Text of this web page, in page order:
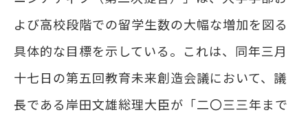
よび高校段階での留学生数の大幅な増加を図る
具体的な目標を示している。これは、同年三月
十七日の第五回教育未来創造会議において、議
長である岸田文雄総理大臣が「二〇三三年まで